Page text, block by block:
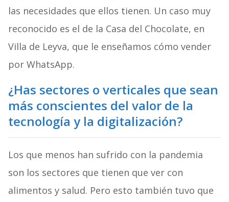
las necesidades que ellos tienen. Un caso muy
reconocido es el de la Casa del Chocolate, en
Villa de Leyva, que le enseñamos cómo vender
por WhatsApp.
¿Has sectores o verticales que sean
más conscientes del valor de la
tecnología y la digitalización?
Los que menos han sufrido con la pandemia
son los sectores que tienen que ver con
alimentos y salud. Pero esto también tuvo que